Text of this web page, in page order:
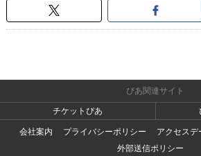
ぴあ関連サイト
チケットぴあ
会社案内
プライバシーポリシー
アクセスデ
外部送信ポリシー